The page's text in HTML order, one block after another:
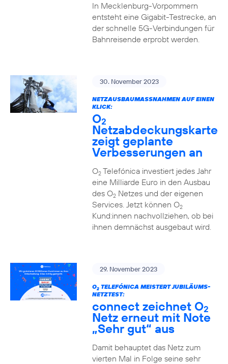
In Mecklenburg-Vorpommern
entsteht eine Gigabit-Testrecke, an
der schnelle 5G-Verbindungen für
Bahnreisende erprobt werden.
30. November 2023
NETZAUSBAUMASSNAHMEN AUF EINEN K
LICK:
O2
Netzabdeckungskarte
zeigt geplante
Verbesserungen an
O2Telefónica investiert jedes Jahr
eine Milliarde Euro in den Ausbau
des O2Netzes und der eigenen
Services. Jetzt können O2
Kund:innen nachvollziehen, ob bei
ihnen demnächst ausgebaut wird.
29. November 2023
O2TELEFÓNICA MEISTERT JUBILÄUMS-
NETZTEST:
connect zeichnet O2
Netz erneut mit Note
„Sehr gut“ aus
Damit behauptet das Netz zum
vierten Mal in Folge seine sehr